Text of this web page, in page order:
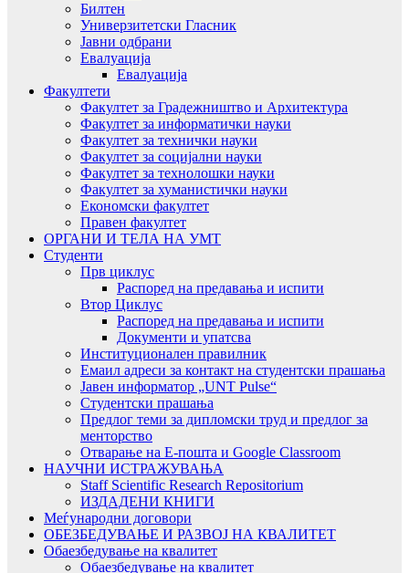
Билтен
Универзитетски Гласник
Јавни одбрани
Евалуација
Евалуација
Факултети
Факултет за Градежништво и Архитектура
Факултет за информатички науки
Факултет за технички науки
Факултет за социјални науки
Факултет за технолошки науки
Факултет за хуманистички науки
Економски факултет
Правен факултет
ОРГАНИ И ТЕЛА НА УМТ
Студенти
Прв циклус
Распоред на предавањa и испити
Втор Циклус
Распоред на предавањa и испити
Документи и упатсва
Институционален правилник
Емаил адреси за контакт на студентски прашања
Јавен информатор „UNT Pulse“
Студентски прашања
Предлог теми за дипломски труд и предлог за
менторство
Отварање на Е-пошта и Google Classroom
НАУЧНИ ИСТРАЖУВАЊА
Staff Scientific Research Repositorium
ИЗДАДЕНИ КНИГИ
Меѓународни договори
ОБЕЗБЕДУВАЊЕ И РАЗВОЈ НА КВАЛИТЕТ
Обаезбедување на квалитет
Обаезбедување на квалитет